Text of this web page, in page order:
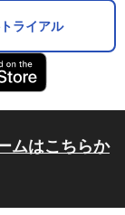
ライアル
ムはこちらか